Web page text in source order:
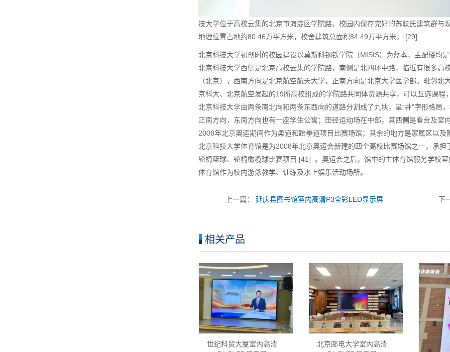
技大学位于高校云集的北京市海淀区学院路，校园内保存完好的苏联氏建筑群与
地理位置占地约80.46万平方米，校舍建筑总面积84.49万平方米。 [29]
北京科技大学初创时的校园建设以莫斯科钢铁学院（MISIS）为蓝本，主配楼均
北京科技大学西侧是北京高校云集的学院路，南侧是北四环中路，临近有很多
（北京），西南方向是北京航空航天大学，正南方向是北京大学医学部。毗邻
京科大、北京航空发起的19所高校组成的学院路共同体资源共享，可以互选课程
北京科技大学由两条南北向和两条东西向的道路分割成了九块，呈“井”字形格局
正南方向，东南方向也有一座学生公寓；田径运动场在中部，其西侧是看台及
2008年北京奥运期间作为柔道和跆拳道项目比赛场馆；其余的地方是家属区以
北京科技大学体育馆是为2008年北京奥运会新建的四个高校比赛场馆之一，承
轮椅篮球、轮椅橄榄球比赛项目 [41] 。奥运会之后，馆中的主体育馆服务学校
体育馆作为校内游泳教学、训练及水上娱乐活动场所。
上一篇：延庆县图书馆室内高清P3全彩LED显示屏 下
相关产品
世纪科贸大厦室内高清
北京邮电大学室内高清